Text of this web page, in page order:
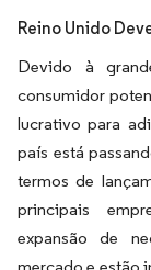
Reino Unido
Devido à
consumidor
lucrativo para
país está
termos de
principais
expansão de